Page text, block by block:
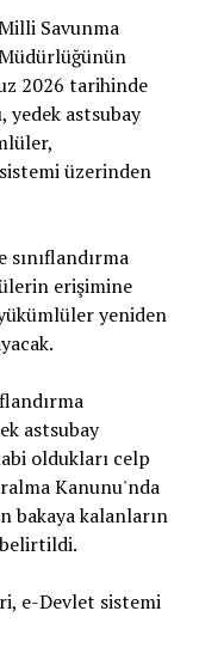
Savunma
Müdürlüğünün
2026 tarihinde
yedek astsubay
üzerinden
sınıflandırma
erişimine
yükümlüler yeniden
astsubay
oldukları celp
Kanunu'nda
bakaya kalanların
belirtildi.
e-Devlet sistemi